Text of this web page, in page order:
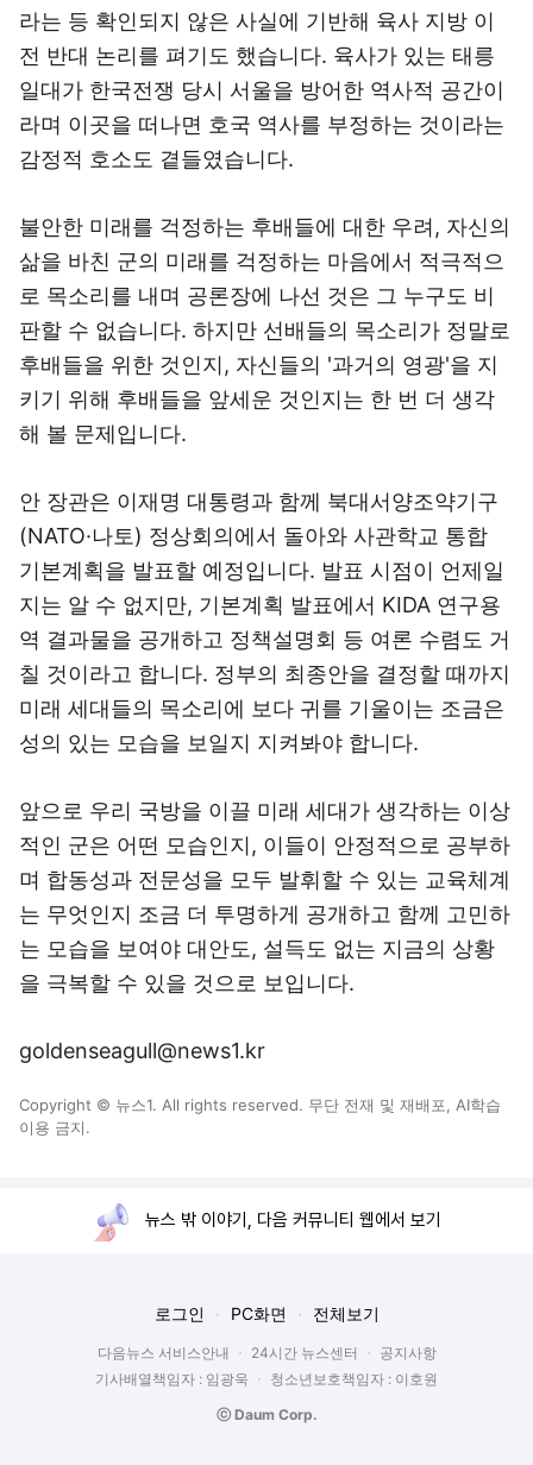
라는 등 확인되지 않은 사실에 기반해 육사 지방 이
전 반대 논리를 펴기도 했습니다. 육사가 있는 태릉
일대가 한국전쟁 당시 서울을 방어한 역사적 공간이
라며 이곳을 떠나면 호국 역사를 부정하는 것이라는
감정적 호소도 곁들였습니다.
불안한 미래를 걱정하는 후배들에 대한 우려, 자신의
삶을 바친 군의 미래를 걱정하는 마음에서 적극적으
로 목소리를 내며 공론장에 나선 것은 그 누구도 비
판할 수 없습니다. 하지만 선배들의 목소리가 정말로
후배들을 위한 것인지, 자신들의 '과거의 영광'을 지
키기 위해 후배들을 앞세운 것인지는 한 번 더 생각
해 볼 문제입니다.
안 장관은 이재명 대통령과 함께 북대서양조약기구
(NATO·나토) 정상회의에서 돌아와 사관학교 통합
기본계획을 발표할 예정입니다. 발표 시점이 언제일
지는 알 수 없지만, 기본계획 발표에서 KIDA 연구용
역 결과물을 공개하고 정책설명회 등 여론 수렴도 거
칠 것이라고 합니다. 정부의 최종안을 결정할 때까지
미래 세대들의 목소리에 보다 귀를 기울이는 조금은
성의 있는 모습을 보일지 지켜봐야 합니다.
앞으로 우리 국방을 이끌 미래 세대가 생각하는 이상
적인 군은 어떤 모습인지, 이들이 안정적으로 공부하
며 합동성과 전문성을 모두 발휘할 수 있는 교육체계
는 무엇인지 조금 더 투명하게 공개하고 함께 고민하
는 모습을 보여야 대안도, 설득도 없는 지금의 상황
을 극복할 수 있을 것으로 보입니다.
goldenseagull@news1.kr
Copyright © 뉴스1. All rights reserved. 무단 전재 및 재배포, AI학습
이용 금지.
뉴스 밖 이야기, 다음 커뮤니티 웹에서 보기
로그인 PC화면 전체보기
다음뉴스 서비스안내 24시간 뉴스센터
공지사항
기사배열책임자 : 임광욱
청소년보호책임자 : 이호원
ⓒ Daum Corp.